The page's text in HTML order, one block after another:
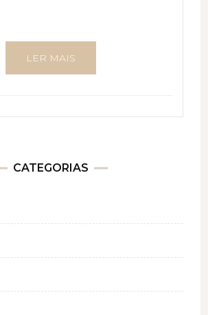
LER MAIS
CATEGORIAS